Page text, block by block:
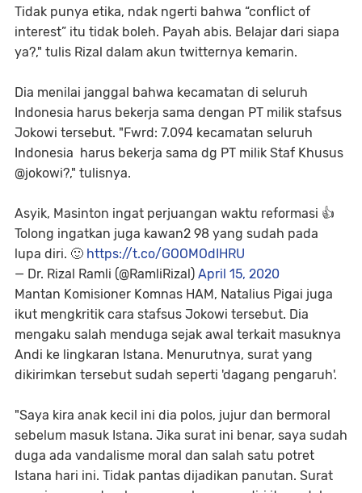
Tidak punya etika, ndak ngerti bahwa “conflict of
interest” itu tidak boleh. Payah abis. Belajar dari siapa
ya?," tulis Rizal dalam akun twitternya kemarin.
Dia menilai janggal bahwa kecamatan di seluruh
Indonesia harus bekerja sama dengan PT milik stafsus
Jokowi tersebut. "Fwrd: 7.094 kecamatan seluruh
Indonesia harus bekerja sama dg PT milik Staf Khusus
@jokowi?," tulisnya.
Asyik, Masinton ingat perjuangan waktu reformasi 👍
Tolong ingatkan juga kawan2 98 yang sudah pada
lupa diri. 🙂 https://t.co/GOOMOdIHRU
— Dr. Rizal Ramli (@RamliRizal) April 15, 2020
Mantan Komisioner Komnas HAM, Natalius Pigai juga
ikut mengkritik cara stafsus Jokowi tersebut. Dia
mengaku salah menduga sejak awal terkait masuknya
Andi ke lingkaran Istana. Menurutnya, surat yang
dikirimkan tersebut sudah seperti 'dagang pengaruh'.
"Saya kira anak kecil ini dia polos, jujur dan bermoral
sebelum masuk Istana. Jika surat ini benar, saya sudah
duga ada vandalisme moral dan salah satu potret
Istana hari ini. Tidak pantas dijadikan panutan. Surat